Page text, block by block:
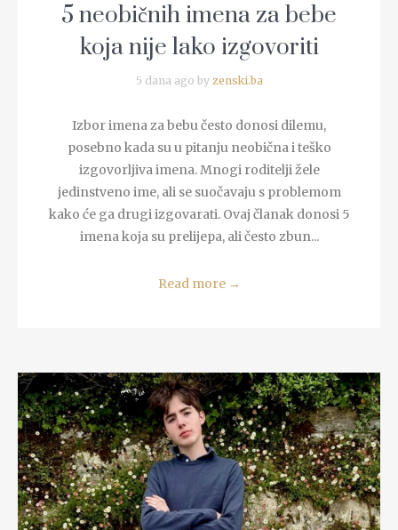
5 neobičnih imena za bebe
koja nije lako izgovoriti
5 dana ago by zenski.ba
Izbor imena za bebu često donosi dilemu,
posebno kada su u pitanju neobična i teško
izgovorljiva imena. Mnogi roditelji žele
jedinstveno ime, ali se suočavaju s problemom
kako će ga drugi izgovarati. Ovaj članak donosi 5
imena koja su prelijepa, ali često zbun...
Read more →
READ MORE